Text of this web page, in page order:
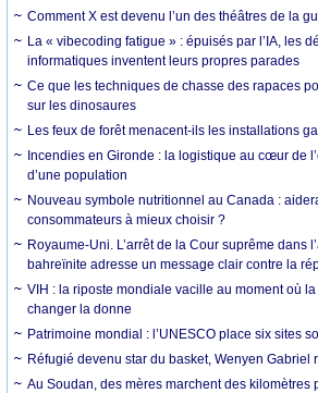
Comment X est devenu l’un des théâtres de la
La « vibecoding fatigue » : épuisés par l’IA, les
informatiques inventent leurs propres parades
Ce que les techniques de chasse des rapaces
sur les dinosaures
Les feux de forêt menacent-ils les installations
Incendies en Gironde : la logistique au cœur de
d’une population
Nouveau symbole nutritionnel au Canada :
consommateurs à mieux choisir ?
Royaume-Uni. L’arrêt de la Cour suprême dans
bahreïnite adresse un message clair contre la
VIH : la riposte mondiale vacille au moment où
changer la donne
Patrimoine mondial : l’UNESCO place six sites
Réfugié devenu star du basket, Wenyen Gabriel
Au Soudan, des mères marchent des kilomètres